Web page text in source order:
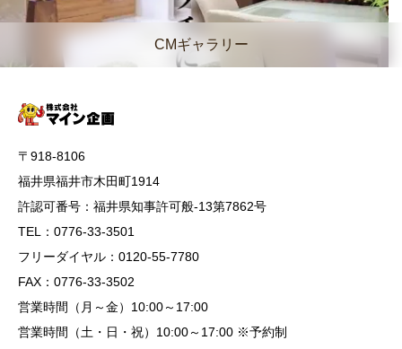
CMギャラリー
〒918-8106
福井県福井市木田町1914
許認可番号：福井県知事許可般-13第7862号
TEL：0776-33-3501
フリーダイヤル：0120-55-7780
FAX：0776-33-3502
営業時間（月～金）10:00～17:00
営業時間（土・日・祝）10:00～17:00 ※予約制